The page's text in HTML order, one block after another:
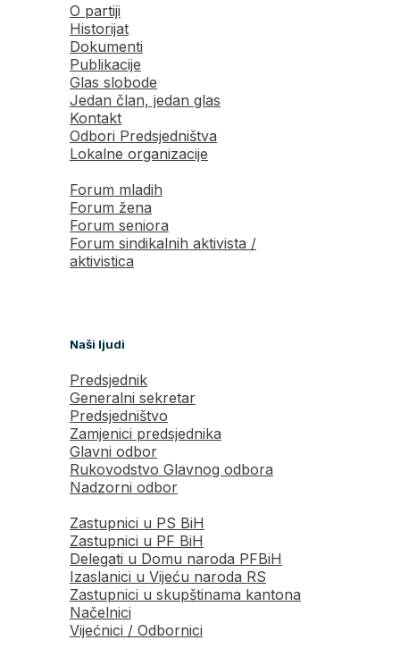
O partiji
Historijat
Dokumenti
Publikacije
Glas slobode
Jedan član, jedan glas
Kontakt
Odbori Predsjedništva
Lokalne organizacije
Forum mladih
Forum žena
Forum seniora
Forum sindikalnih aktivista /
aktivistica
Naši ljudi
Predsjednik
Generalni sekretar
Predsjedništvo
Zamjenici predsjednika
Glavni odbor
Rukovodstvo Glavnog odbora
Nadzorni odbor
Zastupnici u PS BiH
Zastupnici u PF BiH
Delegati u Domu naroda PFBiH
Izaslanici u Vijeću naroda RS
Zastupnici u skupštinama kantona
Načelnici
Vijećnici / Odbornici